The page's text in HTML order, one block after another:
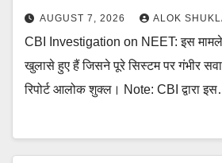
AUGUST 7, 2026 ALOK
CBI Investigation on NEET: इस मामले
खुलासे हुए हैं जिसने पूरे सिस्टम पर गंभीर
रिपोर्ट आलोक शुक्ल। Note: CBI द्वारा